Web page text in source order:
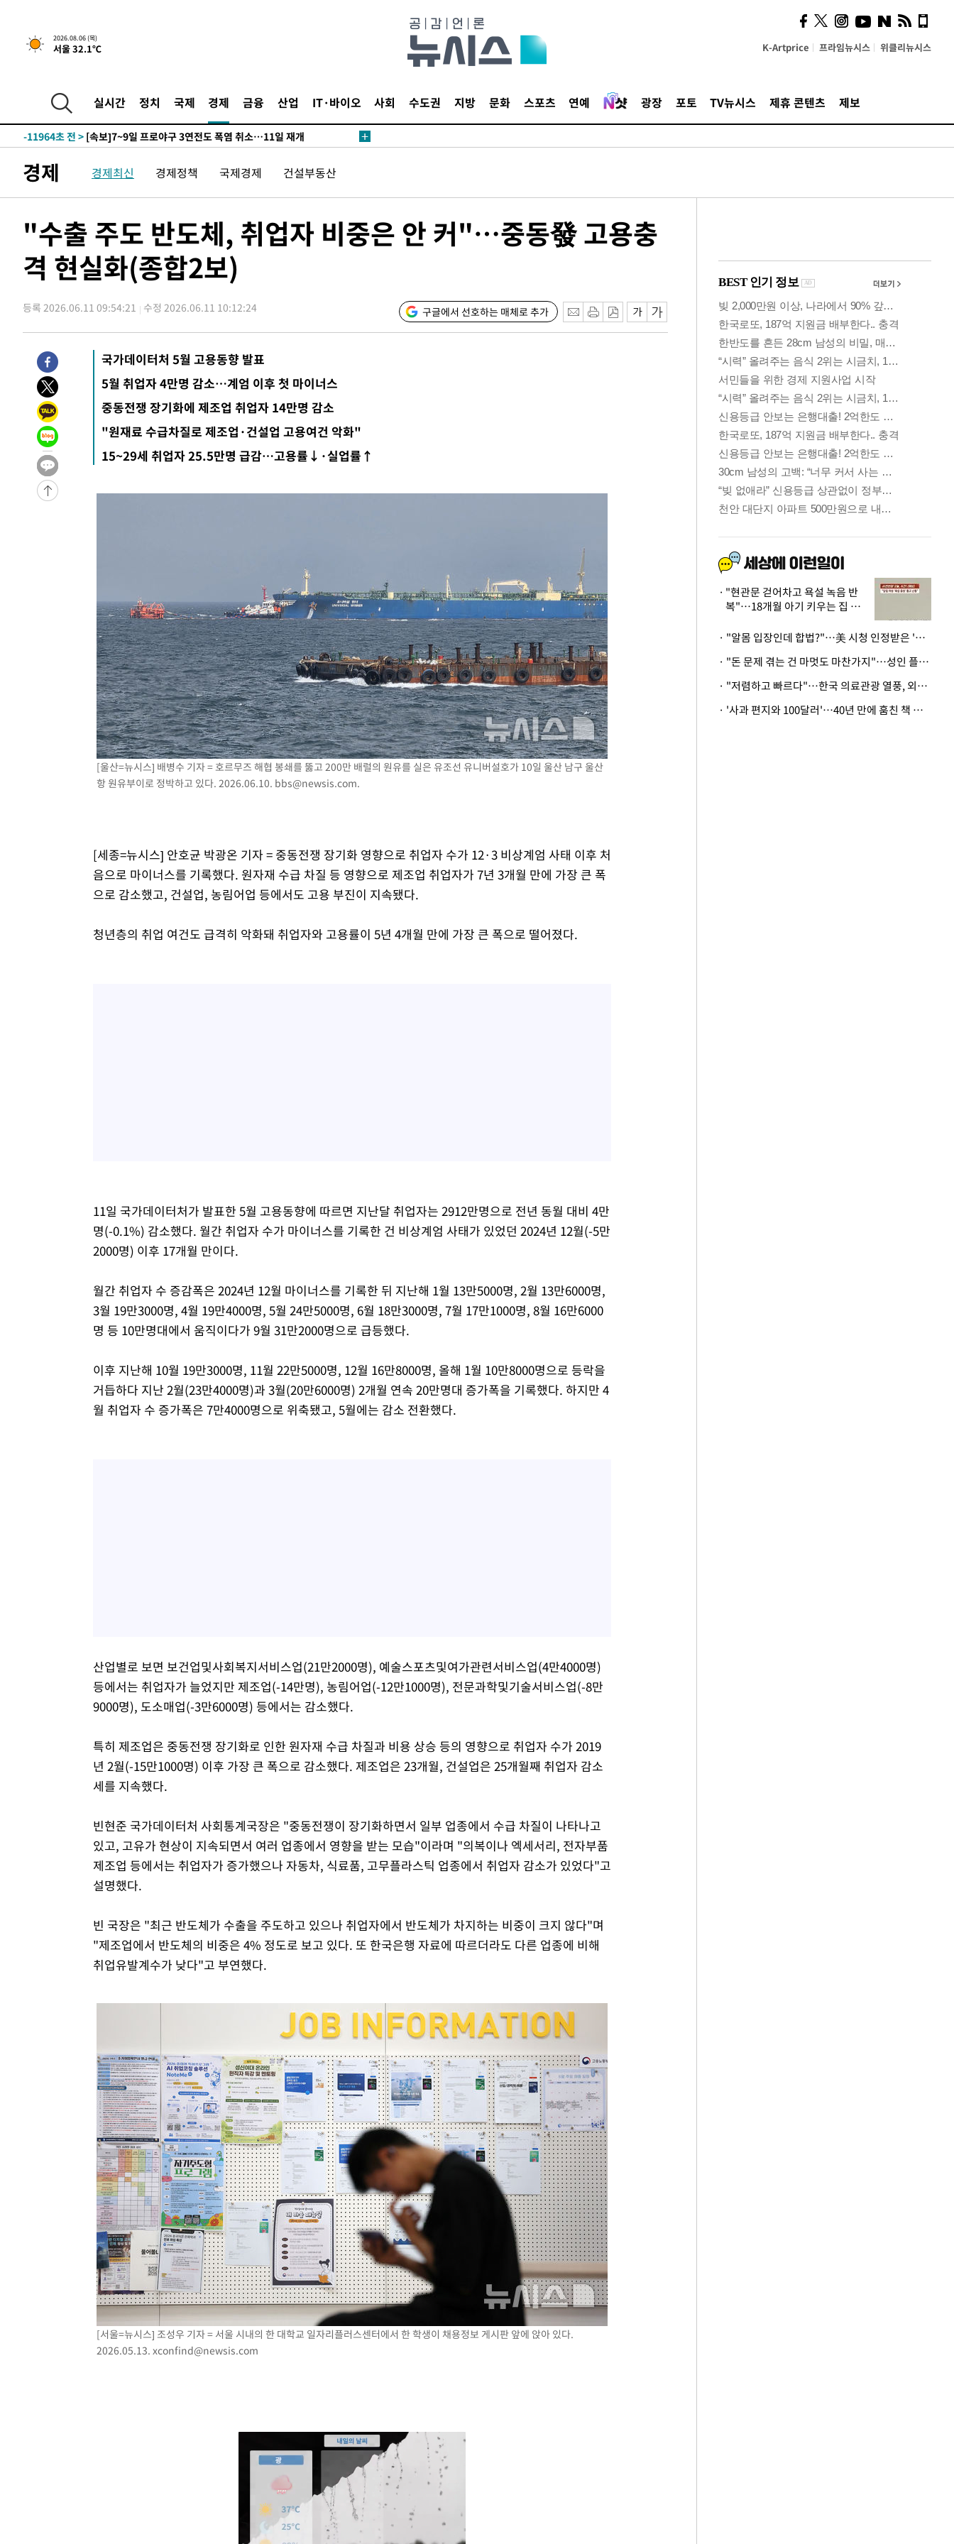
2026.08.06 (목)
서울 32.1℃ K-Artprice 프라임뉴시스 위클리뉴시스
실시간 정치 국제 경제 금융 산업 IT·바이오 사회 수도권 지방 문화 스포츠 연예 광장 포토 TV뉴시스 제휴 콘텐츠 제보
-15025초 전 >[속보]합참 "北 발사체는 단거리탄도미사일…감시·경계태세 강
화"
-14773초 전 >日방위성, 北이 동해로 쏜 발사체는 탄도미사일 가능성
-12609초 전 >
[속보]합참 "북, 동해상으로 미상 발사체 발사"
-12005초 전 >
-11964초 전 > [속보]7~9일 프로야구 3연전도 폭염 취소…11일 재개
-11453초 전 >
'월드컵 탈락 후폭풍' 축구협회…초유의 압수수색에 '충격·당황'
-11293초 전 >서울 낮 37.9도, 올여름 최고치 경신…영등포 순간 '40도'
-6950초 전 >[속보]코스닥, 800p 회복…0.26% 오른 801.67 마감
-6880초 전 >
[속보]코스피, 301.88포인트(4.58%) 내린 6296.38 마감
-6745초 전 > [속보]원·달러 환율, 0.7원 내린 1423.8원 마감
-1389초 전 >손흥민, 5경기 연속골 실패…LAFC는 승부차기 끝 과달라하라 격파
1시간 전 >내일까지 39도 '펄펄'…기상청 "태풍 지나며 폭염 잠시 꺾인다"
1시간 전 >
트럼프, 한국계 진보 주지사 후보 맹공…"공산주의가 최대 위협"
-31972초 전 >
[속보] 뉴욕증시, 혼조 출발…나스닥 0.3%↓, 다우 0.14%↑
-30765초 전 >
-29450초 전 >
경찰, '홍명보는 2순위' 결론냈던 스포츠윤리센터도 압수수색
-15046초 전 >
[속보]합참 "北 발사체는 단거리탄도미사일…감시·경계태세 강
-14794초 전 >
日방위성, 北이 동해로 쏜 발사체는 탄도미사일 가능성
-13224초 전 >
-12630초 전 >
[속보]합참 "북, 동해상으로 미상 발사체 발사"
'월드컵 탈락 후폭풍' 축구협회…초유의 압수수색에 '충격·당황'
서울 낮 37.9도, 올여름 최고치 경신…영등포 순간 '40도'
[속보]종합특검, 대검 추가 압수수색…내란 중요임무종사 혐의
[속보]코스닥, 800p 회복…0.26% 오른 801.67 마감
[속보]코스피, 301.88포인트(4.58%) 내린 6296.38 마감
[속보]원·달러 환율, 0.7원 내린 1423.8원 마감
"여기 떨어졌다"…다누리, 스페이스X 로켓 달 충돌 흔적 포착
손흥민, 5경기 연속골 실패…LAFC는 승부차기 끝 과달라하라 격파
내일까지 39도 '펄펄'…기상청 "태풍 지나며 폭염 잠시 꺾인다"
트럼프, 한국계 진보 주지사 후보 맹공…"공산주의가 최대 위협"
경제 경제최신 경제정책 국제경제 건설부동산
"수출 주도 반도체, 취업자 비중은 안 커"…중동發 고용충
격 현실화(종합2보)
등록 2026.06.11 09:54:21 수정 2026.06.11 10:12:24 구글에서 선호하는 매체로 추가
국가데이터처 5월 고용동향 발표
5월 취업자 4만명 감소…계엄 이후 첫 마이너스
중동전쟁 장기화에 제조업 취업자 14만명 감소
"원재료 수급차질로 제조업·건설업 고용여건 악화"
15~29세 취업자 25.5만명 급감…고용률↓·실업률↑
[울산=뉴시스] 배병수 기자 = 호르무즈 해협 봉쇄를 뚫고 200만 배럴의 원유를 실은 유조선 유니버설호가 10일 울산 남구 울산
항 원유부이로 정박하고 있다. 2026.06.10. bbs@newsis.com.
[세종=뉴시스] 안호균 박광온 기자 = 중동전쟁 장기화 영향으로 취업자 수가 12·3 비상계엄 사태 이후 처
음으로 마이너스를 기록했다. 원자재 수급 차질 등 영향으로 제조업 취업자가 7년 3개월 만에 가장 큰 폭
으로 감소했고, 건설업, 농림어업 등에서도 고용 부진이 지속됐다.
청년층의 취업 여건도 급격히 악화돼 취업자와 고용률이 5년 4개월 만에 가장 큰 폭으로 떨어졌다.
11일 국가데이터처가 발표한 5월 고용동향에 따르면 지난달 취업자는 2912만명으로 전년 동월 대비 4만
명(-0.1%) 감소했다. 월간 취업자 수가 마이너스를 기록한 건 비상계엄 사태가 있었던 2024년 12월(-5만
2000명) 이후 17개월 만이다.
월간 취업자 수 증감폭은 2024년 12월 마이너스를 기록한 뒤 지난해 1월 13만5000명, 2월 13만6000명,
3월 19만3000명, 4월 19만4000명, 5월 24만5000명, 6월 18만3000명, 7월 17만1000명, 8월 16만6000
명 등 10만명대에서 움직이다가 9월 31만2000명으로 급등했다.
이후 지난해 10월 19만3000명, 11월 22만5000명, 12월 16만8000명, 올해 1월 10만8000명으로 등락을
거듭하다 지난 2월(23만4000명)과 3월(20만6000명) 2개월 연속 20만명대 증가폭을 기록했다. 하지만 4
월 취업자 수 증가폭은 7만4000명으로 위축됐고, 5월에는 감소 전환했다.
산업별로 보면 보건업및사회복지서비스업(21만2000명), 예술스포츠및여가관련서비스업(4만4000명)
등에서는 취업자가 늘었지만 제조업(-14만명), 농림어업(-12만1000명), 전문과학및기술서비스업(-8만
9000명), 도소매업(-3만6000명) 등에서는 감소했다.
특히 제조업은 중동전쟁 장기화로 인한 원자재 수급 차질과 비용 상승 등의 영향으로 취업자 수가 2019
년 2월(-15만1000명) 이후 가장 큰 폭으로 감소했다. 제조업은 23개월, 건설업은 25개월째 취업자 감소
세를 지속했다.
빈현준 국가데이터처 사회통계국장은 "중동전쟁이 장기화하면서 일부 업종에서 수급 차질이 나타나고
있고, 고유가 현상이 지속되면서 여러 업종에서 영향을 받는 모습"이라며 "의복이나 엑세서리, 전자부품
제조업 등에서는 취업자가 증가했으나 자동차, 식료품, 고무플라스틱 업종에서 취업자 감소가 있었다"고
설명했다.
빈 국장은 "최근 반도체가 수출을 주도하고 있으나 취업자에서 반도체가 차지하는 비중이 크지 않다"며
"제조업에서 반도체의 비중은 4% 정도로 보고 있다. 또 한국은행 자료에 따르더라도 다른 업종에 비해
취업유발계수가 낮다"고 부연했다.
[서울=뉴시스] 조성우 기자 = 서울 시내의 한 대학교 일자리플러스센터에서 한 학생이 채용정보 게시판 앞에 앉아 있다.
2026.05.13. xconfind@newsis.com
의견, 국토부·LH에 충실히
전달할 것"
"현관문 걷어차고 욕설 녹음 반
복"…18개월 아기 키우는 집 뒤
· "알몸 입장인데 합법?"…美 시청 인정받은 '누드' 레스토랑 화제
· "돈 문제 겪는 건 마멋도 마찬가지"…성인 플랫폼에 등장한 뜻밖의 스타
· "저렴하고 빠르다"…한국 의료관광 열풍, 외신도 주목
· '사과 편지와 100달러'…40년 만에 훔친 책 돌려준 美 절도범